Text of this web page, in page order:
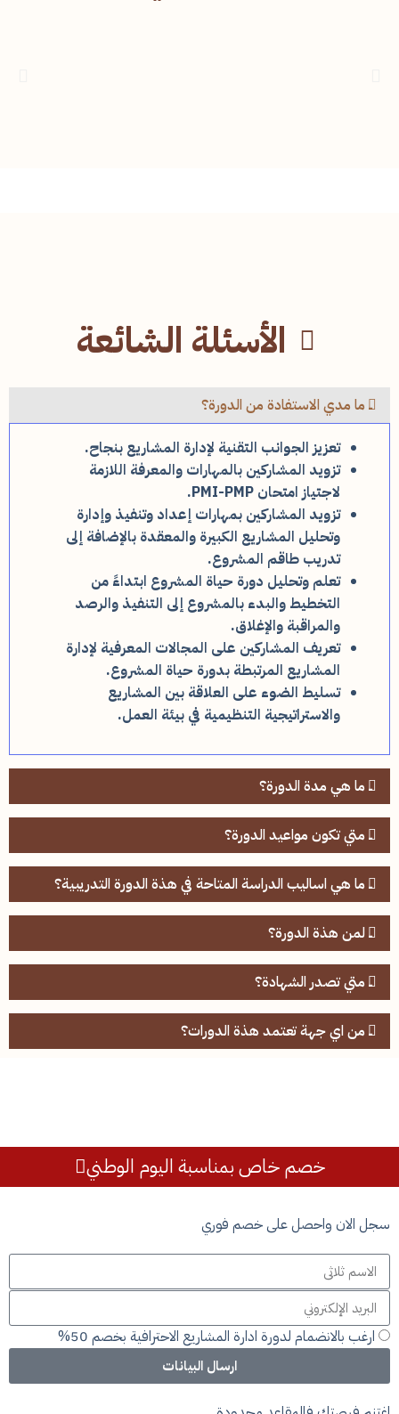
الأسئلة الشائعة
ــ ما مدي الاستفادة من الدورة؟
تعزيز الجوانب التقنية لإدارة المشاريع بنجاح.
تزويد المشاركين بالمهارات والمعرفة اللازمة
لاجتياز امتحانPMI-PMP
.
تزويد المشاركين بمهارات إعداد وتنفيذ وإدارة
وتحليل المشاريع الكبيرة والمعقدة بالإضافة إلى
تدريب طاقم المشروع.
تعلم وتحليل دورة حياة المشروع ابتداءً من
التخطيط والبدء بالمشروع إلى التنفيذ والرصد
والمراقبة والإغلاق.
تعريف المشاركين على المجالات المعرفية لإدارة
المشاريع المرتبطة بدورة حياة المشروع.
تسليط الضوء على العلاقة بين المشاريع
والاستراتيجية التنظيمية في بيئة العمل.
ــ ما هي مدة الدورة؟
ــ متي تكون مواعيد الدورة؟
ــ ما هي اساليب الدراسة المتاحة في هذة الدورة التدريبية؟
ــ لمن هذة الدورة؟
ــ متي تصدر الشهادة؟
ــ من اي جهة تعتمد هذة الدورات؟
خصم خاص بمناسبة اليوم الوطني
سجل الان واحصل على خصم فوري
ارغب بالانضمام لدورة ادارة المشاريع الاحترافية بخصم 50%
ارسال البيانات